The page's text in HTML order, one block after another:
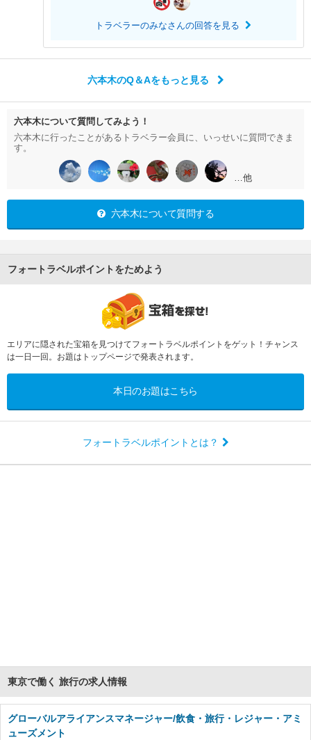
トラベラーのみなさんの回答を見る
六本木のQ＆Aをもっと見る
六本木について質問してみよう！
六本木に行ったことがあるトラベラー会員に、いっせいに質問できま
す。
…他
六本木について質問する
フォートラベルポイントをためよう
エリアに隠された宝箱を見つけてフォートラベルポイントをゲット！チャンス
は一日一回。お題はトップページで発表されます。
本日のお題はこちら
フォートラベルポイントとは？
東京で働く 旅行の求人情報
グローバルアライアンスマネージャー/飲食・旅行・レジャー・アミ
ューズメント